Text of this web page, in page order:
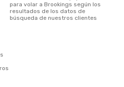
para volar a Brookings según los
resultados de los datos de
búsqueda de nuestros clientes